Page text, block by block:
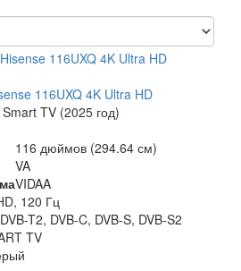
116UXQ 4K Ultra HD
TV (2025 год)
116 дюймов (294.64 см)
VA
VIDAA
120 Гц
T2, DVB-C, DVB-S, DVB-S2
TV